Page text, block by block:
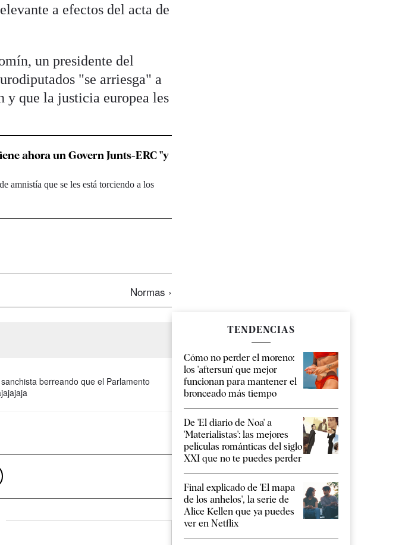
a efectos del acta de
un presidente del
"se arriesga" a
y que la justicia europea les
ahora un Govern Junts-ERC "y
amnistía que se les está torciendo a los
Normas ›
berreando que el Parlamento
TENDENCIAS
Cómo no perder el moreno:
los 'aftersun' que mejor
funcionan para mantener el
bronceado más tiempo
De 'El diario de Noa' a
'Materialistas': las mejores
películas románticas del siglo
XXI que no te puedes perder
Final explicado de 'El mapa
de los anhelos', la serie de
Alice Kellen que ya puedes
ver en Netflix